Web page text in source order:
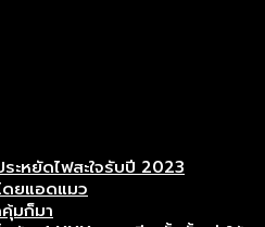
ะหยัดไฟสะใจรับปี 2023
ดยแอดแมว
มก็มา